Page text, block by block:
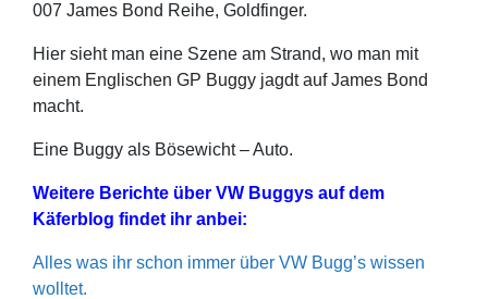
007 James Bond Reihe, Goldfinger.
Hier sieht man eine Szene am Strand, wo man mit
einem Englischen GP Buggy jagdt auf James Bond
macht.
Eine Buggy als Bösewicht – Auto.
Weitere Berichte über VW Buggys auf dem
Käferblog findet ihr anbei:
Alles was ihr schon immer über VW Bugg’s wissen
wolltet.